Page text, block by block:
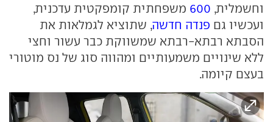
וחשמלית, 600 משפחתית קומפקטית עדכנית,
ועכשיו גם פנדה חדשה, שתוציא לגמלאות את
הסבתא רבתא-רבתא שמשווקת כבר עשור וחצי
ללא שינויים משמעותיים ומהווה סוג של נס מוטורי
בעצם קיומה.